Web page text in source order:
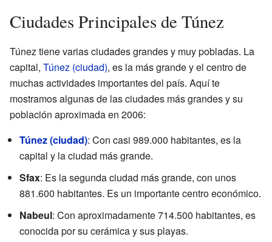
Ciudades Principales de Túnez
Túnez tiene varias ciudades grandes y muy pobladas. La
capital, Túnez (ciudad), es la más grande y el centro de
muchas actividades importantes del país. Aquí te
mostramos algunas de las ciudades más grandes y su
población aproximada en 2006:
Túnez (ciudad): Con casi 989.000 habitantes, es la
capital y la ciudad más grande.
Sfax: Es la segunda ciudad más grande, con unos
881.600 habitantes. Es un importante centro económico.
Nabeul: Con aproximadamente 714.500 habitantes, es
conocida por su cerámica y sus playas.